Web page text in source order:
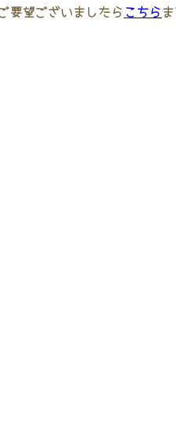
要望ございましたら こちら